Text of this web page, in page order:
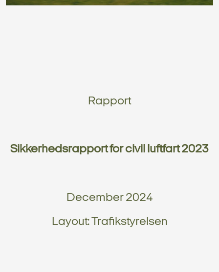
Rapport
Sikkerhedsrapport for civil luftfart 2023
December 2024
Layout: Trafikstyrelsen